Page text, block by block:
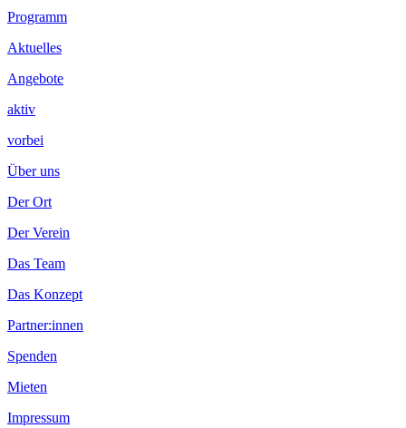
Programm
Aktuelles
Angebote
aktiv
vorbei
Über uns
Der Ort
Der Verein
Das Team
Das Konzept
Partner:innen
Spenden
Mieten
Impressum